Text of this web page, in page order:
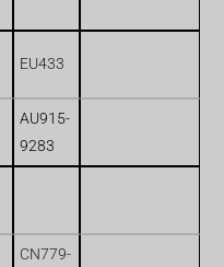
EU433
AU915-
9283
CN779-